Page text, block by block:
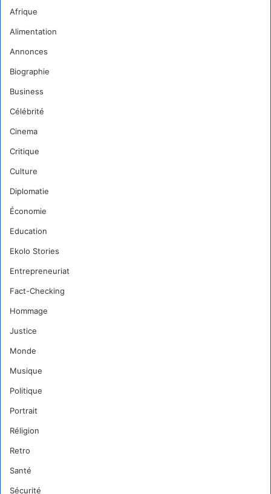
Afrique
Alimentation
Annonces
Biographie
Business
Célébrité
Cinema
Critique
Culture
Diplomatie
Économie
Education
Ekolo Stories
Entrepreneuriat
Fact-Checking
Hommage
Justice
Monde
Musique
Politique
Portrait
Réligion
Retro
Santé
Sécurité